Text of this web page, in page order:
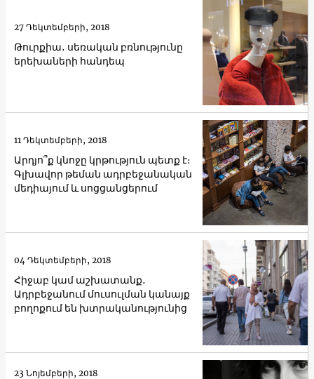
Թուրքիա․ սեռական բռնությունը
երեխաների հանդեպ
27 Դեկտեմբերի, 2018
Արդյո՞ք կնոջը կրթություն պետք է։
Գլխավոր թեման ադրբեջանական
մեդիայում և սոցցանցերում
11 Դեկտեմբերի, 2018
Հիջաբ կամ աշխատանք․
Ադրբեջանում մուսուլման կանայք
բողոքում են խտրականությունից
04 Դեկտեմբերի, 2018
23 Նոյեմբերի, 2018